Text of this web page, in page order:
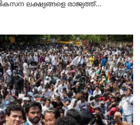
ലക്ഷ്യങ്ങളെ രാജ്യത്ത്...